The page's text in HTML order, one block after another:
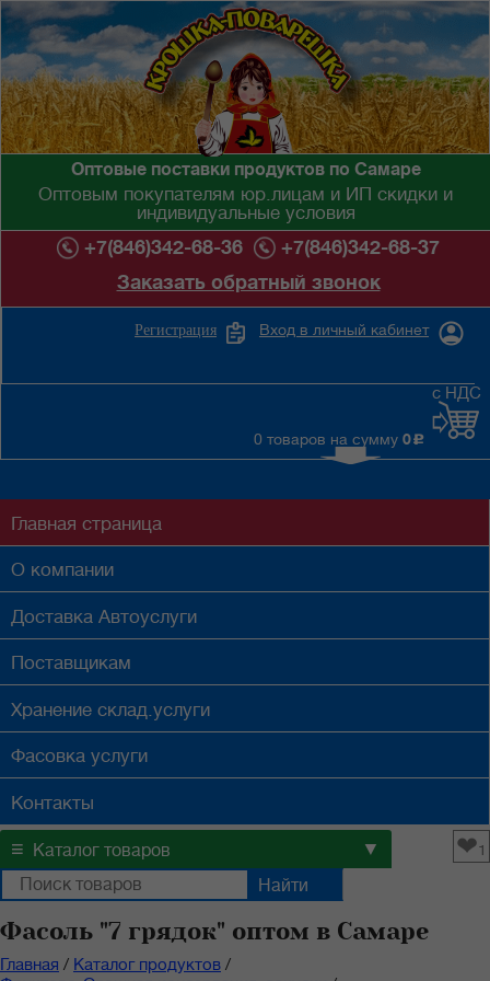
Оптовые поставки продуктов по Самаре
Оптовым покупателям юр.лицам и ИП скидки и
индивидуальные условия
+7(846)342-68-36
+7(846)342-68-37
Заказать обратный звонок
Вход в личный кабинет
Регистрация
0 товаров на сумму 0 c
с НДС
Главная страница
О компании
Доставка Автоуслуги
Поставщикам
Хранение склад.услуги
Фасовка услуги
Контакты
≡ Каталог товаров ▼ ❤1
Фасоль "7 грядок" оптом в Самаре
Главная / Каталог продуктов /